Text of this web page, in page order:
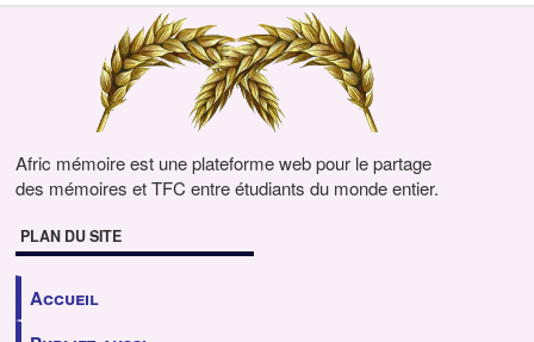
Afric mémoire est une plateforme web pour le partage
des mémoires et TFC entre étudiants du monde entier.
PLAN DU SITE
Accueil